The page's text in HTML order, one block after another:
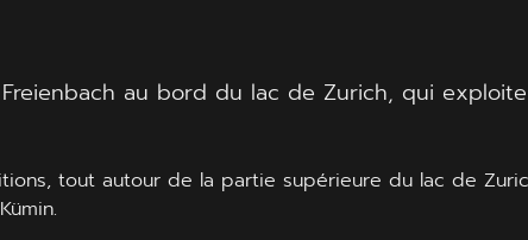
au bord du lac de Zurich, qui
tout autour de la partie supérieure du lac de